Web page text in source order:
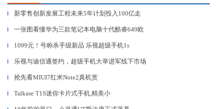
▎ 新零售创新发展工程未来5年计划投入100亿走
▎ 一张图看懂华为三款笔记本电脑十代酷睿649欧
▎ 1099元！号称杀手级新品 乐视超级手机1s
▎ 乐视与迪信通签约，超级手机大举进军线下市场
▎ 抢先看MIUI7红米Note2真机赏
▎ Talkase T1S迷你卡片式手机,精美小